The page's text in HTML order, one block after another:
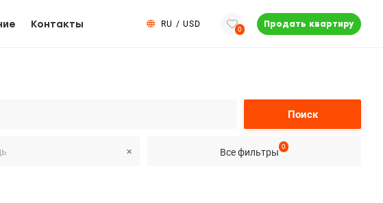
Контакты RU / USD
0
Продать квартиру
Поиск
Все фильтры
0